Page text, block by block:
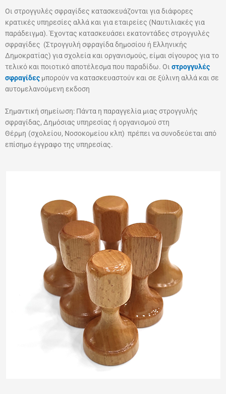
Οι στρογγυλές σφραγίδες κατασκευάζονται για διάφορες
κρατικές υπηρεσίες αλλά και για εταιρείες (Ναυτιλιακές για
παράδειγμα). Έχοντας κατασκευάσει εκατοντάδες στρογγυλές
σφραγίδες (Στρογγυλή σφραγίδα δημοσίου ή Ελληνικής
Δημοκρατίας) για σχολεία και οργανισμούς, είμαι σίγουρος για το
τελικό και ποιοτικό αποτέλεσμα που παραδίδω. Οι στρογγυλές
σφραγίδες μπορούν να κατασκευαστούν και σε ξύλινη αλλά και σε
αυτομελανούμενη εκδοση
Σημαντική σημείωση: Πάντα η παραγγελία μιας στρογγυλής
σφραγίδας, Δημόσιας υπηρεσίας ή οργανισμού στη
Θέρμη (σχολείου, Νοσοκομείου κλπ) πρέπει να συνοδεύεται από
επίσημο έγγραφο της υπηρεσίας.